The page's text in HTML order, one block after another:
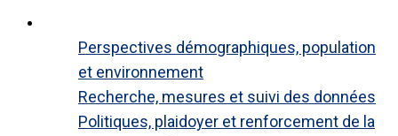
Perspectives démographiques, population
et environnement
Recherche, mesures et suivi des données
Politiques, plaidoyer et renforcement de la